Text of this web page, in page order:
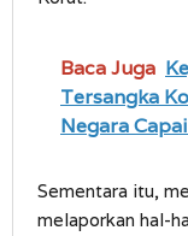
Baca Juga
Tersangka
Negara
Sementara itu,
melaporkan hal-